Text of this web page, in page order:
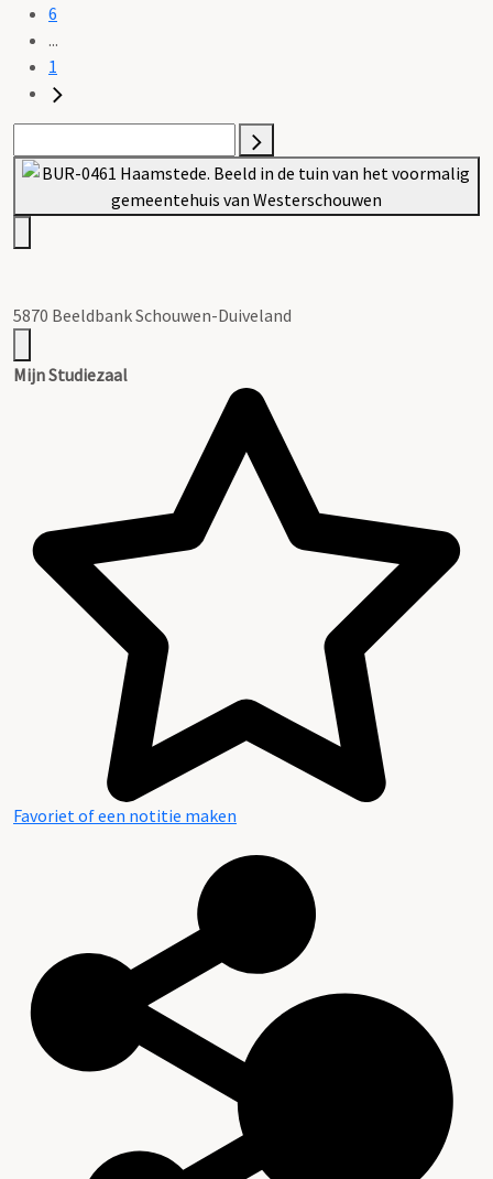
6
...
1
5870 Beeldbank Schouwen-Duiveland
Mijn Studiezaal
Favoriet of een notitie maken